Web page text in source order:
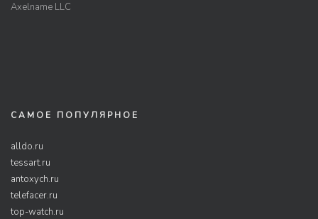
Axelname LLC
САМОЕ ПОПУЛЯРНОЕ
alldo.ru
tessart.ru
antoxych.ru
telefacer.ru
top-watch.ru